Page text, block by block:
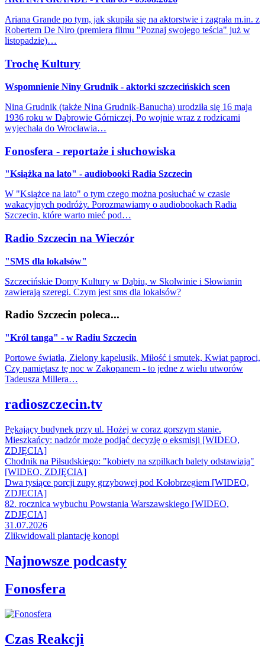
Ariana Grande po tym, jak skupiła się na aktorstwie i zagrała m.in. z
Robertem De Niro (premiera filmu "Poznaj swojego teścia" już w
listopadzie)…
Trochę Kultury
Wspomnienie Niny Grudnik - aktorki szczecińskich scen
Nina Grudnik (także Nina Grudnik-Banucha) urodziła się 16 maja
1936 roku w Dąbrowie Górniczej. Po wojnie wraz z rodzicami
wyjechała do Wrocławia…
Fonosfera - reportaże i słuchowiska
"Książka na lato" - audiobooki Radia Szczecin
W "Książce na lato" o tym czego można posłuchać w czasie
wakacyjnych podróży. Porozmawiamy o audiobookach Radia
Szczecin, które warto mieć pod…
Radio Szczecin na Wieczór
"SMS dla lokalsów"
Szczecińskie Domy Kultury w Dąbiu, w Skolwinie i Słowianin
zawierają szeregi. Czym jest sms dla lokalsów?
Radio Szczecin poleca...
"Król tanga" - w Radiu Szczecin
Portowe światła, Zielony kapelusik, Miłość i smutek, Kwiat paproci,
Czy pamiętasz tę noc w Zakopanem - to jedne z wielu utworów
Tadeusza Millera…
radioszczecin.tv
Pękający budynek przy ul. Hożej w coraz gorszym stanie.
Mieszkańcy: nadzór może podjąć decyzję o eksmisji [WIDEO,
ZDJĘCIA]
Chodnik na Piłsudskiego: "kobiety na szpilkach balety odstawiają"
[WIDEO, ZDJĘCIA]
Dwa tysiące porcji zupy grzybowej pod Kołobrzegiem [WIDEO,
ZDJECIA]
82. rocznica wybuchu Powstania Warszawskiego [WIDEO,
ZDJĘCIA]
31.07.2026
Zlikwidowali plantację konopi
Najnowsze podcasty
Fonosfera
Czas Reakcji